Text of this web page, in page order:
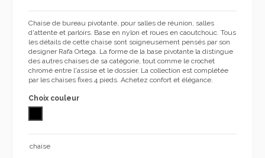
Chaise de bureau pivotante, pour salles de réunion, salles
d'attente et parloirs. Base en nylon et roues en caoutchouc. Tous
les détails de cette chaise sont soigneusement pensés par son
designer Rafa Ortega. La forme de la base pivotante la distingue
des autres chaises de sa catégorie, tout comme le crochet
chromé entre l'assise et le dossier. La collection est complétée
par les chaises fixes 4 pieds. Achetez confort et élégance.
Choix couleur
chaise